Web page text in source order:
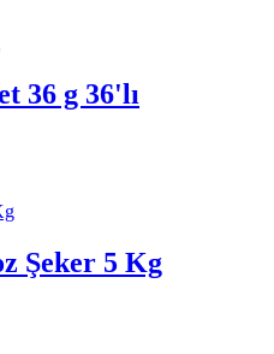
36 g 36'lı
Şeker 5 Kg